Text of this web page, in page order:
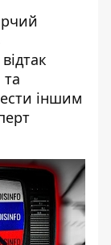
іншим